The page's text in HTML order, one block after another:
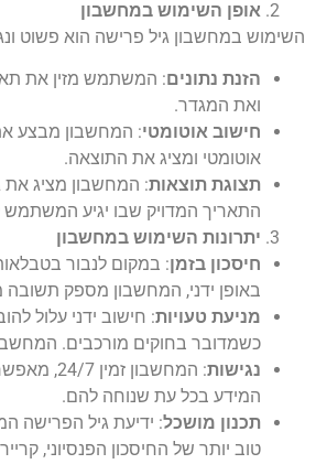
אופן השימוש במחשבון
השימוש במחשבון גיל פרישה הוא פשוט
הזנת נתונים: המשתמש מזין את
ואת המגדר.
חישוב אוטומטי: המחשבון מבצע
אוטומטי ומציג את התוצאה.
תצוגת תוצאות: המחשבון מציג את
התאריך המדויק שבו יגיע המשתמש
יתרונות השימוש במחשבון
חיסכון בזמן: במקום לנבור
באופן ידני, המחשבון מספק תשובה
מניעת טעויות: חישוב ידני עלול
כשמדובר בחוקים מורכבים.
נגישות
: המחשבון
המידע בכל עת שנוחה להם.
תכנון מושכל: ידיעת גיל הפרישה
טוב יותר של החיסכון הפנסיוני,